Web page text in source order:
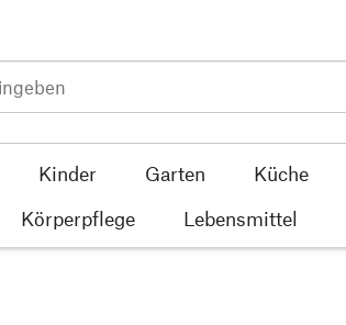
Kinder Garten Küche
Körperpflege Lebensmittel